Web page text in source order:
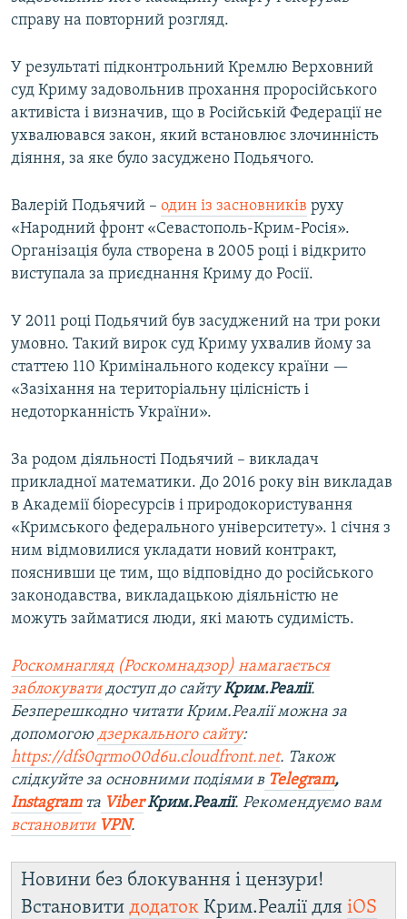
справу на повторний розгляд.
У результаті підконтрольний Кремлю Верховний
суд Криму задовольнив прохання проросійського
активіста і визначив, що в Російській Федерації не
ухвалювався закон, який встановлює злочинність
діяння, за яке було засуджено Подьячого.
Валерій Подьячий – один із засновників руху
«Народний фронт «Севастополь-Крим-Росія».
Організація була створена в 2005 році і відкрито
виступала за приєднання Криму до Росії.
У 2011 році Подьячий був засуджений на три роки
умовно. Такий вирок суд Криму ухвалив йому за
статтею 110 Кримінального кодексу країни —
«Зазіхання на територіальну цілісність і
недоторканність України».
За родом діяльності Подьячий – викладач
прикладної математики. До 2016 року він викладав
в Академії біоресурсів і природокористування
«Кримського федерального університету». 1 січня з
ним відмовилися укладати новий контракт,
пояснивши це тим, що відповідно до російського
законодавства, викладацькою діяльністю не
можуть займатися люди, які мають судимість.
Роскомнагляд (Роскомнадзор) намагається
заблокуватидоступ до сайтуКрим.Реалії.
Безперешкодно читати Крим.Реалії можна за
допомогою дзеркального сайту:
https://dfs0qrmo00d6u.cloudfront.net. Також
слідкуйте за основними подіями в Telegram,
Instagramта ViberКрим.Реалії. Рекомендуємо вам
встановити VPN.
Новини без блокування і цензури!
Встановити додаток Крим.Реалії для iOS